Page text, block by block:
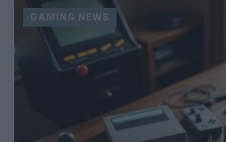
GAMING NEWS